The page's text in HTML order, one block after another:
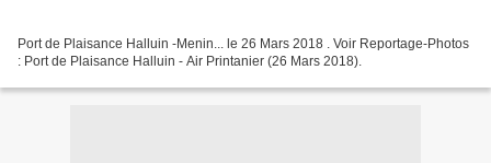
Port de Plaisance Halluin -Menin... le 26 Mars 2018 . Voir Reportage-Photos
: Port de Plaisance Halluin - Air Printanier (26 Mars 2018).